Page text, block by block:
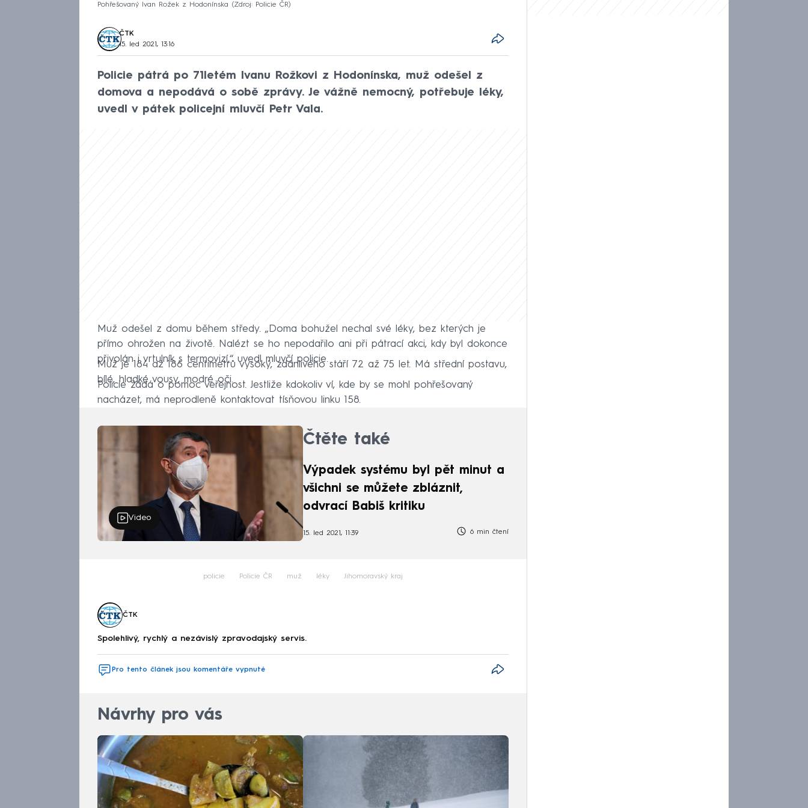
Pohřešovaný Ivan Rožek z Hodonínska Zdroj: Policie ČR
ČTK
15. led 2021, 13:16
Policie pátrá po 71letém Ivanu Rožkovi z Hodonínska, muž odešel z
domova a nepodává o sobě zprávy. Je vážně nemocný, potřebuje léky,
uvedl v pátek policejní mluvčí Petr Vala.
Muž odešel z domu během středy. „Doma bohužel nechal své léky, bez kterých je
přímo ohrožen na životě. Nalézt se ho nepodařilo ani při pátrací akci, kdy byl dokonce
přivolán i vrtulník s termovizí,“ uvedl mluvčí policie.
Muž je 184 až 186 centimetrů vysoký, zdánlivého stáří 72 až 75 let. Má střední postavu,
bílé, hladké vousy, modré oči.
Policie žádá o pomoc veřejnost. Jestliže kdokoliv ví, kde by se mohl pohřešovaný
nacházet, má neprodleně kontaktovat tísňovou linku 158.
Video
Čtěte také
Výpadek systému byl pět minut a
všichni se můžete zbláznit,
odvrací Babiš kritiku
15. led 2021, 11:39 6 min čtení
policie Policie ČR muž léky Jihomoravský kraj
ČTK
Spolehlivý, rychlý a nezávislý zpravodajský servis.
Pro tento článek jsou komentáře vypnuté
Návrhy pro vás